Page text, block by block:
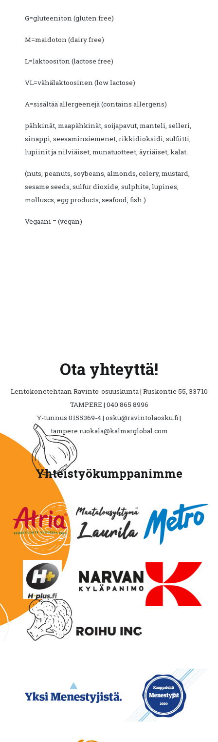
G=gluteeniton (gluten free)
M=maidoton (dairy free)
L=laktoositon (lactose free)
VL=vähälaktoosinen (low lactose)
A=sisältää allergeenejä (contains allergens)
pähkinät, maapähkinät, soijapavut, manteli, selleri,
sinappi, seesaminsiemenet, rikkidioksidi, sulfiitti,
lupiinit ja nilviäiset, munatuotteet, äyriäiset, kalat.
(nuts, peanuts, soybeans, almonds, celery, mustard,
sesame seeds, sulfur dioxide, sulphite, lupines,
molluscs, egg products, seafood, fish.)
Vegaani = (vegan)
Ota yhteyttä!
Lentokonetehtaan Ravinto-osuuskunta | Ruskontie 55, 33710
TAMPERE | 040 865 8996
Y-tunnus 0155369-4 | osku@ravintolaosku.fi |
tampere.ruokala@kalmarglobal.com
Yhteistyökumppanimme